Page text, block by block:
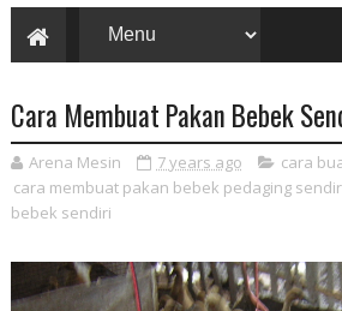
Cara Membuat Pakan Bebek
Arena Mesin 7 years ago cara
cara membuat pakan bebek pedaging
bebek sendiri